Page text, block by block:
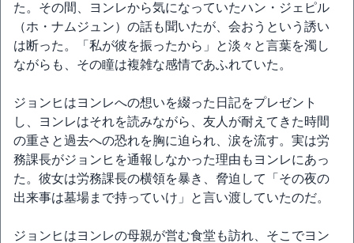
た。その間、ヨンレから気になっていたハン・ジェピル
（ホ・ナムジュン）の話も聞いたが、会おうという誘い
は断った。「私が彼を振ったから」と淡々と言葉を濁し
ながらも、その瞳は複雑な感情であふれていた。
ジョンヒはヨンレへの想いを綴った日記をプレゼント
し、ヨンレはそれを読みながら、友人が耐えてきた時間
の重さと過去への恐れを胸に迫られ、涙を流す。実は労
務課長がジョンヒを通報しなかった理由もヨンレにあっ
た。彼女は労務課長の横領を暴き、脅迫して「その夜の
出来事は墓場まで持っていけ」と言い渡していたのだ。
ジョンヒはヨンレの母親が営む食堂も訪れ、そこでヨン